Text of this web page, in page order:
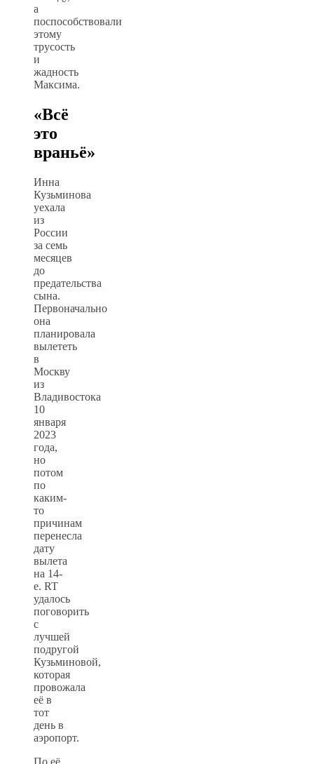
а
поспособствовали
этому
трусость
и
жадность
Максима.
«Всё
это
враньё»
Инна
Кузьминова
уехала
из
России
за семь
месяцев
до
предательства
сына.
Первоначально
она
планировала
вылететь
в
Москву
из
Владивостока
10
января
2023
года,
но
потом
по
каким-
то
причинам
перенесла
дату
вылета
на 14-
е. RT
удалось
поговорить
с
лучшей
подругой
Кузьминовой,
которая
провожала
её в
тот
день в
аэропорт.
По её